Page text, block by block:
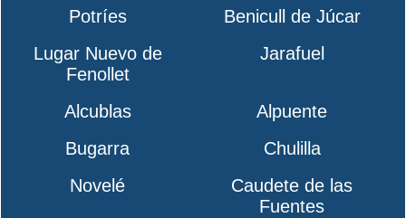
Potríes
Benicull de Júcar
Lugar Nuevo de
Fenollet
Jarafuel
Alcublas
Alpuente
Bugarra
Chulilla
Novelé
Caudete de las
Fuentes